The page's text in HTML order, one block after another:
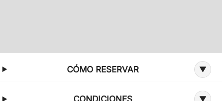
Información adicional sobre la oferta
CÓMO RESERVAR